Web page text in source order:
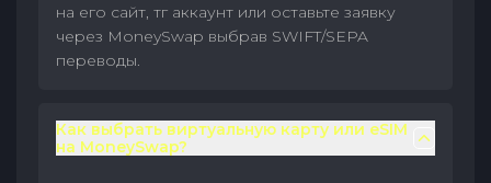
на его сайт, тг аккаунт или оставьте заявку
через MoneySwap выбрав SWIFT/SEPA
переводы.
Как выбрать виртуальную карту или eSIM
на MoneySwap?